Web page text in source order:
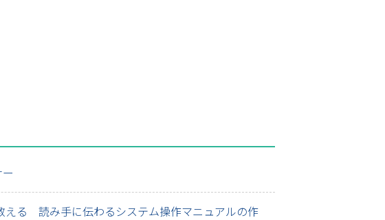
える 読み手に伝わるシステム操作マニュアルの作